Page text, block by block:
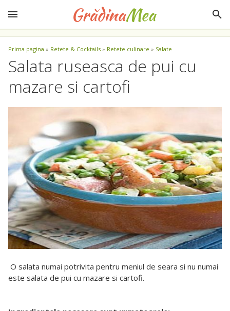
Prima pagina » Retete & Cocktails » Retete culinare » Salate
Salata ruseasca de pui cu
mazare si cartofi
O salata numai potrivita pentru meniul de seara si nu numai
este salata de pui cu mazare si cartofi.